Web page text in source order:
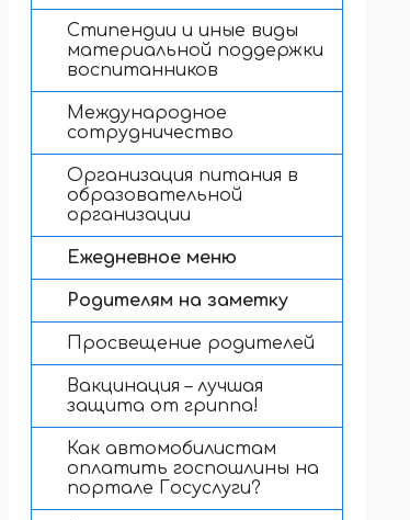
Стипендии и иные виды
материальной поддержки
воспитанников
Международное
сотрудничество
Организация питания в
образовательной
организации
Ежедневное меню
Родителям на заметку
Просвещение родителей
Вакцинация – лучшая
защита от гриппа!
Как автомобилистам
оплатить госпошлины на
портале Госуслуги?